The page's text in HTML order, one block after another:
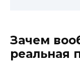
Зачем
реальная